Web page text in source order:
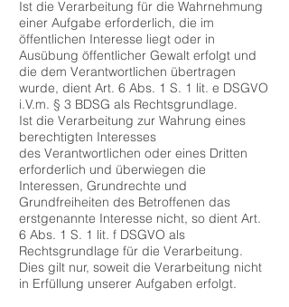
Ist die Verarbeitung für die Wahrnehmung
einer Aufgabe erforderlich, die im
öffentlichen Interesse liegt oder in
Ausübung öffentlicher Gewalt erfolgt und
die dem Verantwortlichen übertragen
wurde, dient Art. 6 Abs. 1 S. 1 lit. e DSGVO
i.V.m. § 3 BDSG als Rechtsgrundlage.
Ist die Verarbeitung zur Wahrung eines
berechtigten Interesses
des Verantwortlichen oder eines Dritten
erforderlich und überwiegen die
Interessen, Grundrechte und
Grundfreiheiten des Betroffenen das
erstgenannte Interesse nicht, so dient Art.
6 Abs. 1 S. 1 lit. f DSGVO als
Rechtsgrundlage für die Verarbeitung.
Dies gilt nur, soweit die Verarbeitung nicht
in Erfüllung unserer Aufgaben erfolgt.